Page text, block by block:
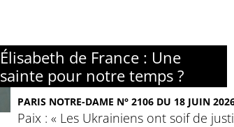
Élisabeth de France : Une
sainte pour notre temps ?
PARIS NOTRE-DAME N° 2106 DU 18 JUIN
Paix : « Les Ukrainiens ont soif de